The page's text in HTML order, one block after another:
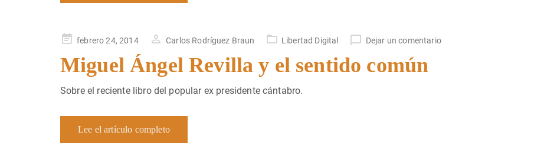
Publicado
febrero 24, 2014 Carlos Rodríguez Braun Libertad Digital Dejar un comentario
Miguel Ángel Revilla y el sentido común
Sobre el reciente libro del popular ex presidente cántabro.
Lee el artículo completo